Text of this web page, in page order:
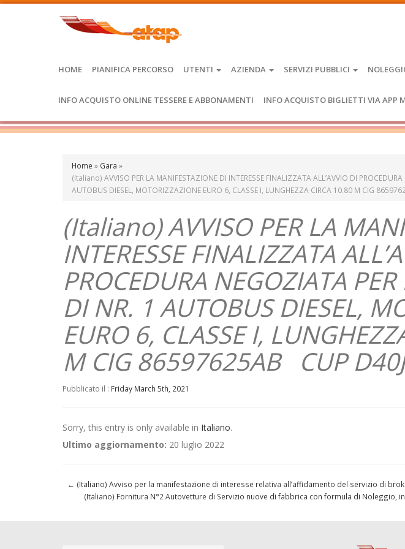
HOME PIANIFICA PERCORSO UTENTI AZIENDA SERVIZI PUBBLICI
INFO ACQUISTO ONLINE TESSERE E ABBONAMENTI INFO ACQUISTO BIGLIETTI VIA APP
Home » Gara »
(Italiano) AVVISO PER LA MANIFESTAZIONE DI INTERESSE FINALIZZATA ALL’AVVIO DI
AUTOBUS DIESEL, MOTORIZZAZIONE EURO 6, CLASSE I, LUNGHEZZA CIRCA 10.80 M CIG
(Italiano) AVVISO PER LA
INTERESSE FINALIZZATA
PROCEDURA NEGOZIATA
DI NR. 1 AUTOBUS DIESEL,
EURO 6, CLASSE I,
M CIG 86597625AB CUP
Pubblicato il : Friday March 5th, 2021
Sorry, this entry is only available in Italiano.
Ultimo aggiornamento: 20 luglio 2022
← (Italiano) Avviso per la manifestazione di interesse relativa all’affidamento del servizio di
(Italiano) Fornitura N°2 Autovetture di Servizio nuove di fabbrica con formula di Noleggio,